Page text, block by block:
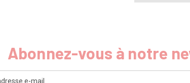
Abonnez-vous à notre